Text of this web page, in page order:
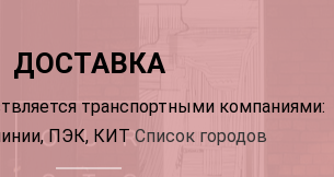
ДОСТАВКА
транспортными компаниями:
ПЭК, КИТ Список городов